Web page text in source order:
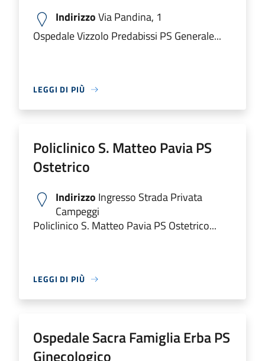
IndirizzoVia Pandina, 1
Ospedale Vizzolo Predabissi PS Generale...
LEGGI DI PIÙ
Policlinico S. Matteo Pavia PS
Ostetrico
Indirizzo Ingresso Strada Privata
Campeggi
Policlinico S. Matteo Pavia PS Ostetrico...
LEGGI DI PIÙ
Ospedale Sacra Famiglia Erba PS
Ginecologico